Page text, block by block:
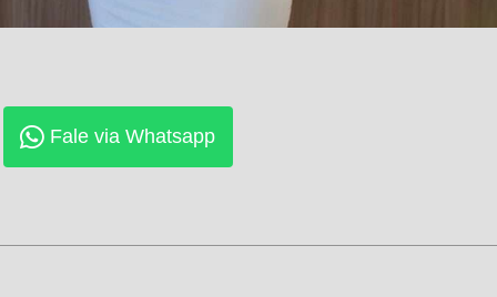
Fale via Whatsapp